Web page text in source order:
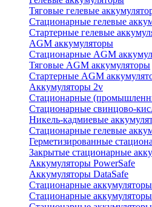
Тяговые гелевые
Стационарные гелевые
Стартерные гелевые
AGM аккумуляторы
Стационарные AGM
Тяговые AGM аккумуляторы
Стартерные AGM
Аккумуляторы 2v
Стационарные
Стационарные свинцово-
Никель-кадмиевые
Стационарные гелевые
Герметизированные
Закрытые стационарные
Аккумуляторы PowerSafe
Аккумуляторы DataSafe
Стационарные
Стационарные